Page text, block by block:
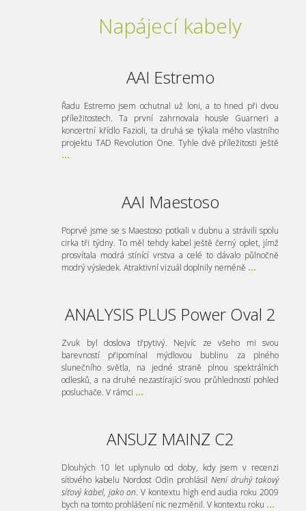
Napájecí kabely
AAI Estremo
Řadu Estremo jsem ochutnal už loni, a to hned při dvou
příležitostech. Ta první zahrnovala housle Guarneri a
koncertní křídlo Fazioli, ta druhá se týkala mého vlastního
projektu TAD Revolution One. Tyhle dvě příležitosti ještě
...
AAI Maestoso
Poprvé jsme se s Maestoso potkali v dubnu a strávili spolu
cirka tři týdny. To měl tehdy kabel ještě černý oplet, jímž
prosvítala modrá stínící vrstva a celé to dávalo půlnočně
modrý výsledek. Atraktivní vizuál doplnily neméně ...
ANALYSIS PLUS Power Oval 2
Zvuk byl doslova třpytivý. Nejvíc ze všeho mi svou
barevností připomínal mýdlovou bublinu za plného
slunečního světla, na jedné straně plnou spektrálních
odlesků, a na druhé nezastírající svou průhledností pohled
posluchače. V rámci ...
ANSUZ MAINZ C2
Dlouhých 10 let uplynulo od doby, kdy jsem v recenzi
síťového kabelu Nordost Odin prohlásil Není druhý takový
síťový kabel, jako on. V kontextu high end audia roku 2009
bych na tomto prohlášení nic nezměnil. V kontextu roku ...